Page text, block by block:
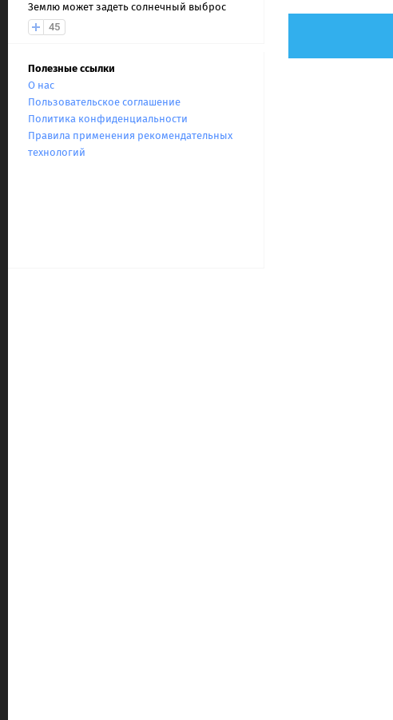
Землю может задеть солнечный выброс
45
Полезные ссылки
О нас
Пользовательское соглашение
Политика конфиденциальности
Правила применения рекомендательных
технологий